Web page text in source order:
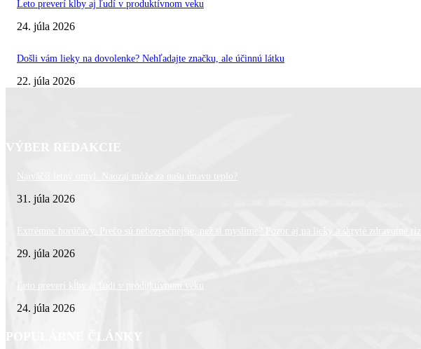
Leto preverí kĺby aj ľudí v produktívnom veku
24. júla 2026
Došli vám lieky na dovolenke? Nehľadajte značku, ale účinnú látku
22. júla 2026
VÝBER REDAKCIE
Najväčší letný omyl. Naozaj môže za našu únavu teplo?
31. júla 2026
Extrémne horúčavy. Prečo sú nebezpečnejšie, než si myslíme? Pozor aj na lieky a skryté zdravotné
29. júla 2026
Leto preverí kĺby aj ľudí v produktívnom veku
24. júla 2026
POPULÁRNE ČLÁNKY